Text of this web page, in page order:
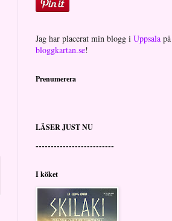
Jag har placerat min blogg i Uppsala på
bloggkartan.se!
Prenumerera
LÄSER JUST NU
--------------------------
I köket